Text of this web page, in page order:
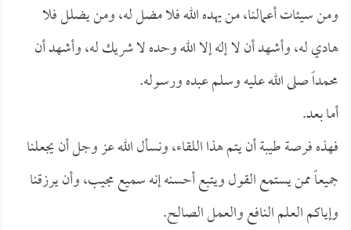
ومن سيئات أعمالنا، من يهده الله فلا مضل له، ومن يضلل فلا
هادي له، وأشهد أن لا إله إلا الله وحده لا شريك له، وأشهد أن
محمداً صلى الله عليه وسلم عبده ورسوله.
أما بعد.
فهذه فرصة طيبة أن يتم هذا اللقاء، ونسأل الله عز وجل أن يجعلنا
جميعاً ممن يستمع القول ويتبع أحسنه إنه سميع مجيب، وأن يرزقنا
وإياكم العلم النافع والعمل الصالح.